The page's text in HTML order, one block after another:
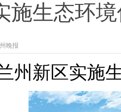
施生态环
晚报
州新区实施